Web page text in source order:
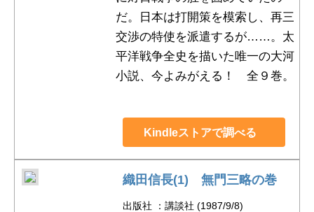
だ。日本は打開策を模索し、再三
交渉の特使を派遣するが……。太
平洋戦争全史を描いた唯一の大河
小説、今よみがえる！ 全９巻。
Kindleストアで調べる
織田信長(1) 無門三略の巻
出版社 ：講談社 (1987/9/8)